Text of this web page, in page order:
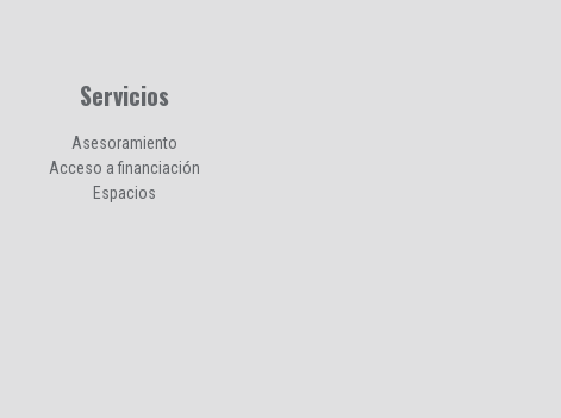
Servicios
Asesoramiento
Acceso a financiación
Espacios